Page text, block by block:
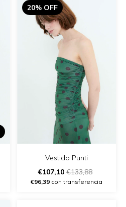
20% OFF
Vestido Punti
€107,10 €133,88
€96,39 con transferencia